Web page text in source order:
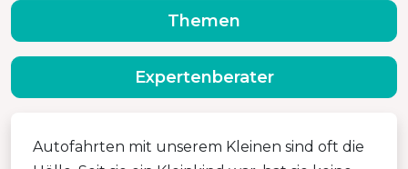
Autofahrten mit unserem Kleinen sind oft die
Themen
Expertenberater